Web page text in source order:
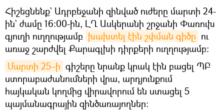
Հիշեցնենք` Ադրբեջանի զինված ուժերը մարտի 24-
ին` ժամը 16։00-ին, ԼՂ Ասկերանի շրջանի Փառուխ
գյուղի ուղղությամբ խախտել էին շփման գիծը ու
առաջ շարժվել Քարագլխի դիրքերի ուղղությամբ։
Մարտի 25–ի գիշերը նրանք կրակ էին բացել ՊԲ
ստորաբաժանումների վրա, արդյունքում
հայկական կողմից վիրավորում են ստացել 5
պայմանագրային զինծառայողներ։